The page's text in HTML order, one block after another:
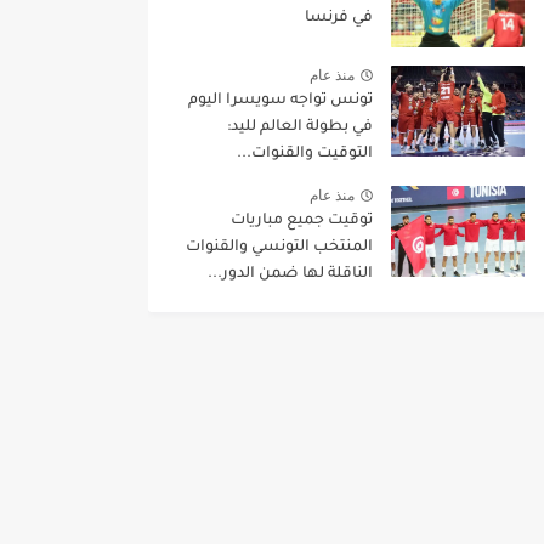
في فرنسا
منذ عام
تونس تواجه سويسرا اليوم
في بطولة العالم لليد:
التوقيت والقنوات...
منذ عام
توقيت جميع مباريات
المنتخب التونسي والقنوات
الناقلة لها ضمن الدور...